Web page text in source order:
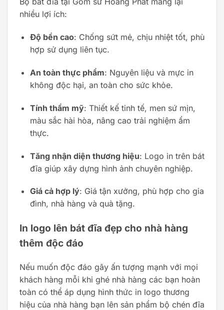
nhiều lợi ích:
Độ bền cao: Chống sứt mẻ, chịu nhiệt tốt, phù
hợp sử dụng liên tục.
An toàn thực phẩm: Nguyên liệu và mực in
không độc hại, an toàn cho sức khỏe.
Tính thẩm mỹ: Thiết kế tinh tế, men sứ mịn,
màu sắc hài hòa, nâng cao trải nghiệm ẩm
thực.
Tăng nhận diện thương hiệu: Logo in trên bát
đĩa giúp xây dựng hình ảnh chuyên nghiệp.
Giá cả hợp lý: Giá tận xưởng, phù hợp cho gia
đình, nhà hàng và quà tặng.
In logo lên bát đĩa đẹp cho nhà hàng
thêm độc đáo
Nếu muốn độc đáo gây ấn tượng mạnh với mọi
khách hàng mỗi khi ghé nhà hàng các bạn hoàn
toàn có thể áp dụng hình thức in logo thương
hiệu của nhà hàng bạn lên sản phẩm bộ chén đĩa